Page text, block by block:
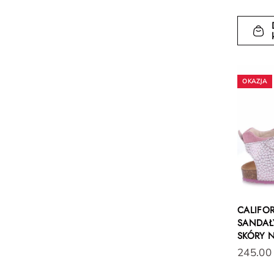
SKÓRY
245.00